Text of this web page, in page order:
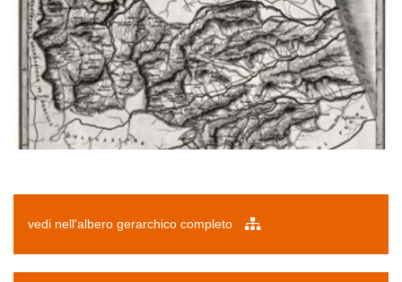
vedi nell'albero gerarchico completo